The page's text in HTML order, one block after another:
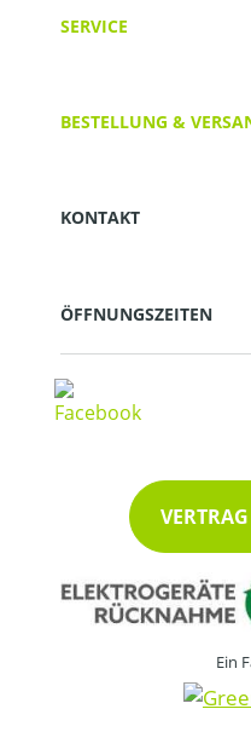
SERVICE
BESTELLUNG &
KONTAKT
ÖFFNUNGSZEITEN
Ein